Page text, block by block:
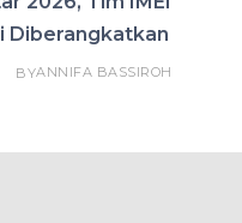
Diberangkatkan
BYANNIFA BASSIROH